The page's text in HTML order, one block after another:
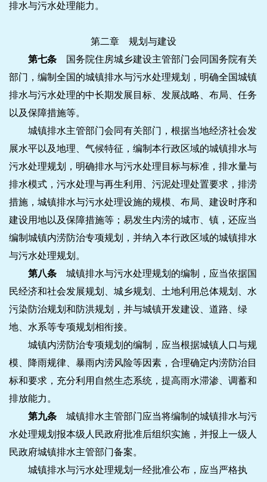
排水与污水处理能力。
第二章 规划与建设
第七条 国务院住房城乡建设主管部门会同国务院有关
部门，编制全国的城镇排水与污水处理规划，明确全国城镇
排水与污水处理的中长期发展目标、发展战略、布局、任务
以及保障措施等。
城镇排水主管部门会同有关部门，根据当地经济社会发
展水平以及地理、气候特征，编制本行政区域的城镇排水与
污水处理规划，明确排水与污水处理目标与标准，排水量与
排水模式，污水处理与再生利用、污泥处理处置要求，排涝
措施，城镇排水与污水处理设施的规模、布局、建设时序和
建设用地以及保障措施等；易发生内涝的城市、镇，还应当
编制城镇内涝防治专项规划，并纳入本行政区域的城镇排水
与污水处理规划。
第八条 城镇排水与污水处理规划的编制，应当依据国
民经济和社会发展规划、城乡规划、土地利用总体规划、水
污染防治规划和防洪规划，并与城镇开发建设、道路、绿
地、水系等专项规划相衔接。
城镇内涝防治专项规划的编制，应当根据城镇人口与规
模、降雨规律、暴雨内涝风险等因素，合理确定内涝防治目
标和要求，充分利用自然生态系统，提高雨水滞渗、调蓄和
排放能力。
第九条 城镇排水主管部门应当将编制的城镇排水与污
水处理规划报本级人民政府批准后组织实施，并报上一级人
民政府城镇排水主管部门备案。
城镇排水与污水处理规划一经批准公布，应当严格执